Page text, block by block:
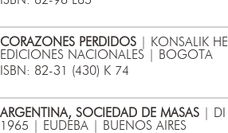
CORAZONES PERDIDOS | KONSALIK
EDICIONES NACIONALES | BOGOTA
ISBN: 82-31 (430) K 74
ARGENTINA, SOCIEDAD DE MASAS | DI
1965 | EUDEBA | BUENOS AIRES